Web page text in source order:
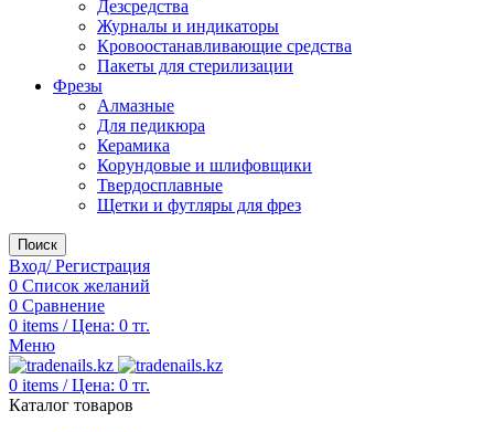
Дезсредства
Журналы и индикаторы
Кровоостанавливающие средства
Пакеты для стерилизации
Фрезы
Алмазные
Для педикюра
Керамика
Корундовые и шлифовщики
Твердосплавные
Щетки и футляры для фрез
Поиск
Вход/ Регистрация
0 Список желаний
0 Сравнение
0 items / Цена: 0 тг.
Меню
0 items / Цена: 0 тг.
Каталог товаров